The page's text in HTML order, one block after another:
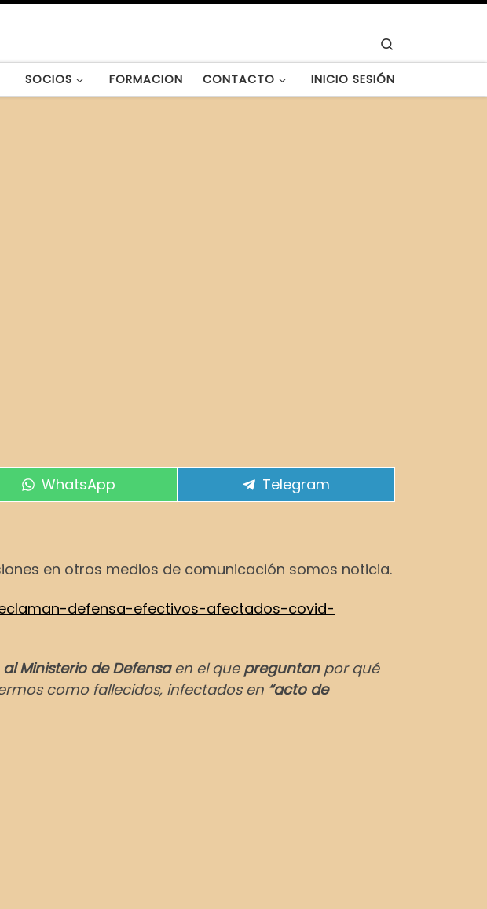
SOCIOS FORMACION CONTACTO INICIO SESIÓN
Compartir en
WhatsApp Compartir en
Telegram
en otros medios de comunicación somos noticia.
defensa-efectivos-afectados-covid-
Ministerio de Defensaen el que preguntanpor qué
como fallecidos, infectados en “acto de